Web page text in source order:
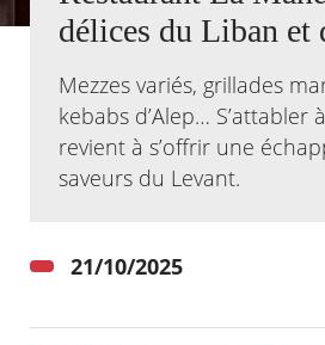
Actualités
Kiosque
Espace de services en ligne
délices du Liban et
Mezzes variés, grillades
kebabs d’Alep… S’attabler
revient à s’offrir une
saveurs du Levant.
21/10/2025